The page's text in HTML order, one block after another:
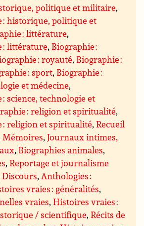
politique et militaire,
: historique, politique et
: littérature,
: littérature, Biographie :
: royauté, Biographie :
: sport, Biographie :
et médecine,
science, technologie et
: religion et spiritualité,
: religion et spiritualité,Recueil
Mémoires,Journaux intimes,
, Biographies animales,
,Reportage et journalisme
Discours,Anthologies :
vraies : généralités,
vraies,Histoires vraies :
/ scientifique,Récits de